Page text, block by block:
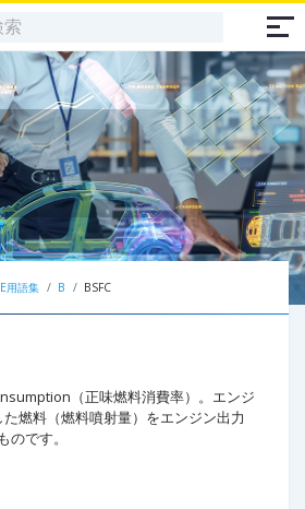
用語集 B BSFC
（正味燃料消費率）。エンジ
燃料（燃料噴射量）をエンジン出力
のです。